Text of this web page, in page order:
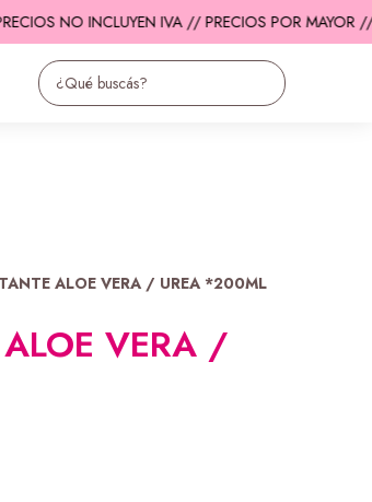
NO INCLUYEN IVA // PRECIOS POR MAYOR //
ALOE VERA / UREA *200ML
VERA /